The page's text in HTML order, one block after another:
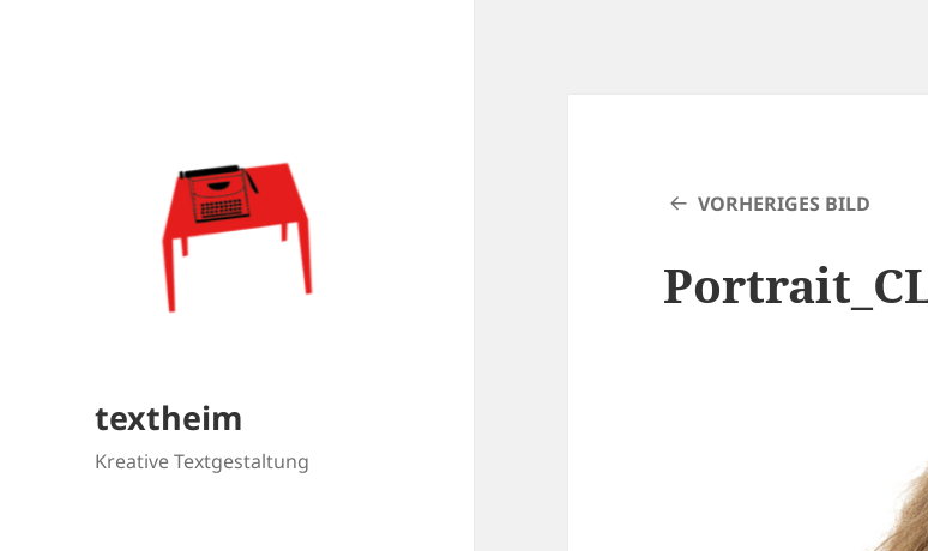
textheim
Kreative Textgestaltung
VORHERIGES BILD